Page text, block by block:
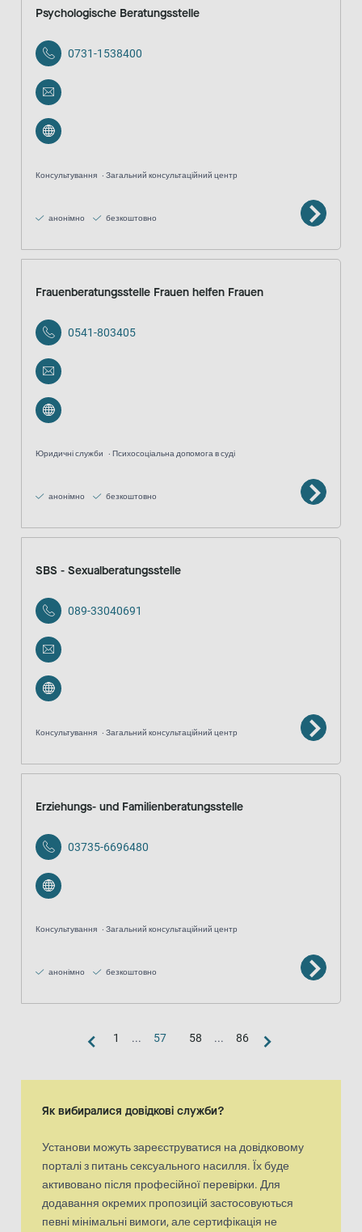
Psychologische Beratungsstelle
0731-1538400
Консультування Загальний консультаційний центр
анонімно безкоштовно
Frauenberatungsstelle Frauen helfen Frauen
0541-803405
Юридичні служби Психосоціальна допомога в суді
анонімно безкоштовно
SBS - Sexualberatungsstelle
089-33040691
Консультування Загальний консультаційний центр
Erziehungs- und Familienberatungsstelle
03735-6696480
Консультування Загальний консультаційний центр
анонімно безкоштовно
1 ... 57 58 ... 86
Вигляд «карта»
Як вибиралися довідкові служби?
Установи можуть зареєструватися на довідковому
порталі з питань сексуального насилля. Їх буде
активовано після професійної перевірки. Для
додавання окремих пропозицій застосовуються
певні мінімальні вимоги, але сертифікація не